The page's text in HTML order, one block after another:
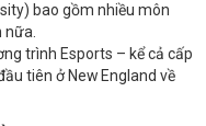
bao gồm nhiều môn
trình Esports – kể cả cấp
tiên ở New England về